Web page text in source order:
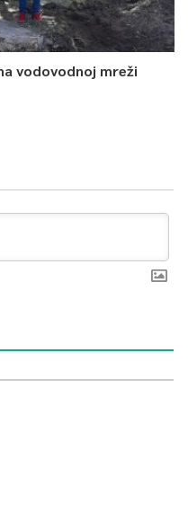
vodovodnoj mreži